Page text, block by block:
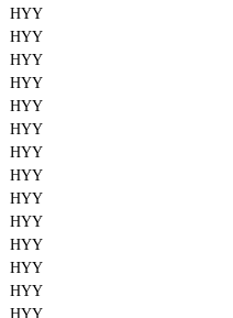
HYY
HYY
HYY
HYY
HYY
HYY
HYY
HYY
HYY
HYY
HYY
HYY
HYY
HYY